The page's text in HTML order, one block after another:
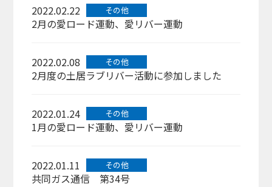
2022.02.22 その他
2月の愛ロード運動、愛リバー運動
2022.02.08 その他
2月度の土居ラブリバー活動に参加しました
2022.01.24 その他
1月の愛ロード運動、愛リバー運動
2022.01.11 その他
共同ガス通信 第34号